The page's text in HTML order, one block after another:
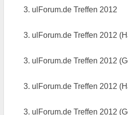
3. ulForum.de Treffen 2012
3. ulForum.de Treffen 2012
3. ulForum.de Treffen 2012
3. ulForum.de Treffen 2012
3. ulForum.de Treffen 2012